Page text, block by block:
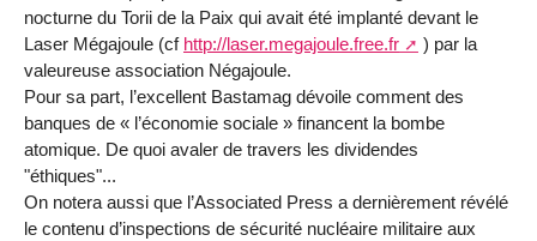
nocturne du Torii de la Paix qui avait été implanté devant le
Laser Mégajoule (cf http://laser.megajoule.free.fr
) par la
valeureuse association Négajoule.
Pour sa part, l’excellent Bastamag dévoile comment des
banques de « l’économie sociale » financent la bombe
atomique. De quoi avaler de travers les dividendes
"éthiques"...
On notera aussi que l’Associated Press a dernièrement révélé
le contenu d’inspections de sécurité nucléaire militaire aux